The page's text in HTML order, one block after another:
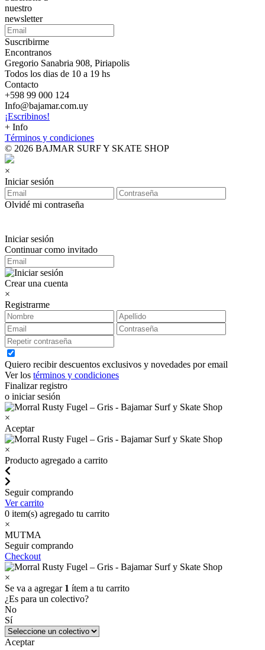
nuestro
newsletter
Suscribirme
Encontranos
Gregorio Sanabria 908, Piriapolis
Todos los dias de 10 a 19 hs
Contacto
+598 99 000 124
Info@bajamar.com.uy
¡Escribinos!
+ Info
Términos y condiciones
© 2026 BAJMAR SURF Y SKATE SHOP
×
Iniciar sesión
Olvidé mi contraseña
Iniciar sesión
Continuar como invitado
Crear una cuenta
×
Registrarme
Quiero recibir descuentos exclusivos y novedades por email
Ver los términos y condiciones
Finalizar registro
o iniciar sesión
×
Aceptar
×
Producto agregado a carrito
Seguir comprando
Ver carrito
0 item(s) agregado tu carrito
×
MUTMA
Seguir comprando
Checkout
×
Se va a agregar 1 ítem a tu carrito
¿Es para un colectivo?
No
Sí
Aceptar